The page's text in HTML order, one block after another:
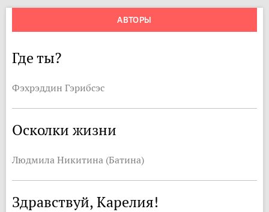
АВТОРЫ
Где ты?
Фэхрэддин Гэрибсэс
Осколки жизни
Людмила Никитина (Батина)
Здравствуй, Карелия!